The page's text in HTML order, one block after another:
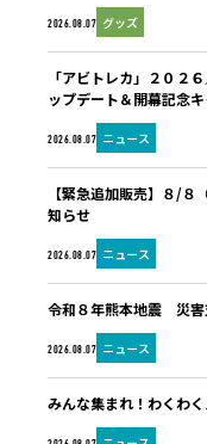
2026.08.07 グッズ
2026.08.07 ニュース
「アビトレカ」２０２
ップデート＆開幕記念
2026.08.07 ニュース
【緊急追加販売】８/
知らせ
2026.08.07 ニュース
令和８年熊本地震 災害
みんな集まれ！わくわ